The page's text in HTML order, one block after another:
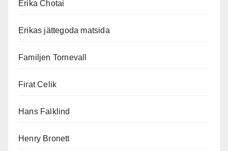
Erika Chotai
Erikas jättegoda matsida
Familjen Tornevall
Firat Celik
Hans Falklind
Henry Bronett